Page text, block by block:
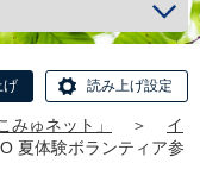
げ 読み上げ設定
ゅネット」 ＞
イ
夏体験ボランティア参